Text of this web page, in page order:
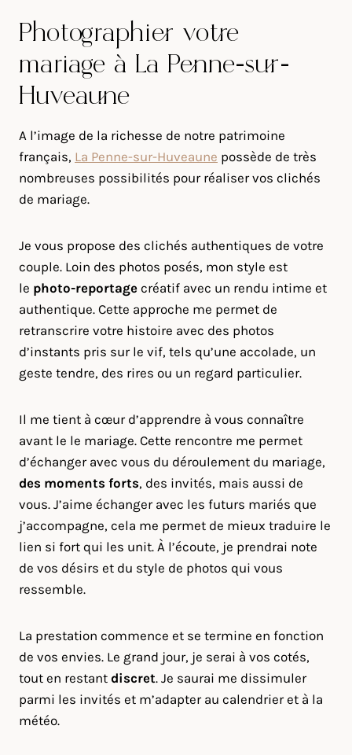
Photographier votre
mariage à La Penne-sur-
Huveaune
A l’image de la richesse de notre patrimoine
français, La Penne-sur-Huveaune possède de très
nombreuses possibilités pour réaliser vos clichés
de mariage.
Je vous propose des clichés authentiques de votre
couple. Loin des photos posés, mon style est
le photo-reportage créatif avec un rendu intime et
authentique. Cette approche me permet de
retranscrire votre histoire avec des photos
d’instants pris sur le vif, tels qu’une accolade, un
geste tendre, des rires ou un regard particulier.
Il me tient à cœur d’apprendre à vous connaître
avant le le mariage. Cette rencontre me permet
d’échanger avec vous du déroulement du mariage,
des moments forts, des invités, mais aussi de
vous. J’aime échanger avec les futurs mariés que
j’accompagne, cela me permet de mieux traduire le
lien si fort qui les unit. À l’écoute, je prendrai note
de vos désirs et du style de photos qui vous
ressemble.
La prestation commence et se termine en fonction
de vos envies. Le grand jour, je serai à vos cotés,
tout en restant discret. Je saurai me dissimuler
parmi les invités et m’adapter au calendrier et à la
météo.